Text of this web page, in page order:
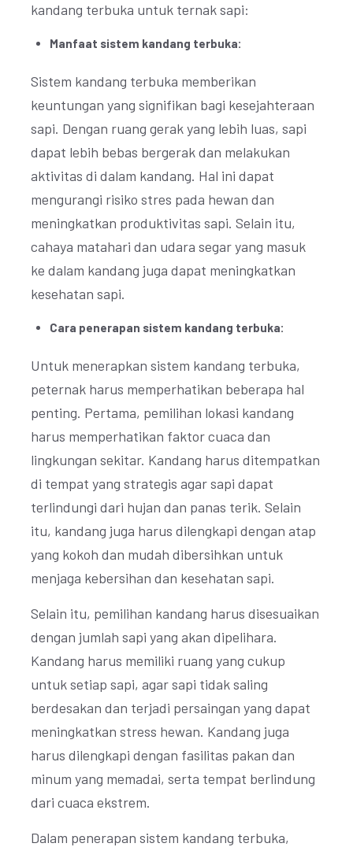
kandang terbuka untuk ternak sapi:
Manfaat sistem kandang terbuka:
Sistem kandang terbuka memberikan
keuntungan yang signifikan bagi kesejahteraan
sapi. Dengan ruang gerak yang lebih luas, sapi
dapat lebih bebas bergerak dan melakukan
aktivitas di dalam kandang. Hal ini dapat
mengurangi risiko stres pada hewan dan
meningkatkan produktivitas sapi. Selain itu,
cahaya matahari dan udara segar yang masuk
ke dalam kandang juga dapat meningkatkan
kesehatan sapi.
Cara penerapan sistem kandang terbuka:
Untuk menerapkan sistem kandang terbuka,
peternak harus memperhatikan beberapa hal
penting. Pertama, pemilihan lokasi kandang
harus memperhatikan faktor cuaca dan
lingkungan sekitar. Kandang harus ditempatkan
di tempat yang strategis agar sapi dapat
terlindungi dari hujan dan panas terik. Selain
itu, kandang juga harus dilengkapi dengan atap
yang kokoh dan mudah dibersihkan untuk
menjaga kebersihan dan kesehatan sapi.
Selain itu, pemilihan kandang harus disesuaikan
dengan jumlah sapi yang akan dipelihara.
Kandang harus memiliki ruang yang cukup
untuk setiap sapi, agar sapi tidak saling
berdesakan dan terjadi persaingan yang dapat
meningkatkan stress hewan. Kandang juga
harus dilengkapi dengan fasilitas pakan dan
minum yang memadai, serta tempat berlindung
dari cuaca ekstrem.
Dalam penerapan sistem kandang terbuka,